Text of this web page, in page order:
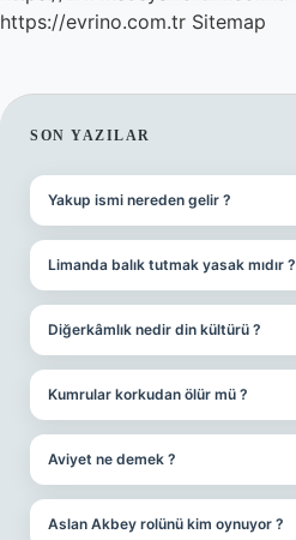
https://evrino.com.tr Sitemap
SIDEBAR
SON YAZILAR
Yakup ismi nereden gelir ?
Limanda balık tutmak yasak mıdır ?
Diğerkâmlık nedir din kültürü ?
Kumrular korkudan ölür mü ?
Aviyet ne demek ?
Aslan Akbey rolünü kim oynuyor ?